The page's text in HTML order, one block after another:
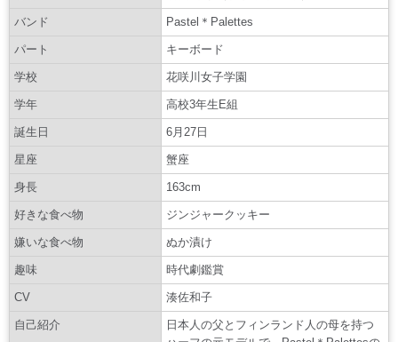
バンド Pastel＊Palettes
パート キーボード
学校 花咲川女子学園
学年 高校3年生E組
誕生日 6月27日
星座 蟹座
身長 163cm
好きな食べ物 ジンジャークッキー
嫌いな食べ物 ぬか漬け
趣味 時代劇鑑賞
CV 湊佐和子
自己紹介
日本人の父とフィンランド人の母を持つ